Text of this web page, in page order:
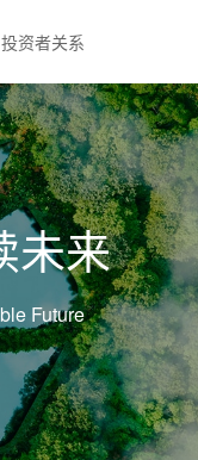
投资者关系
产业发展 标准先
形机器人与具身智
产业发展
形机器人
未来
Future